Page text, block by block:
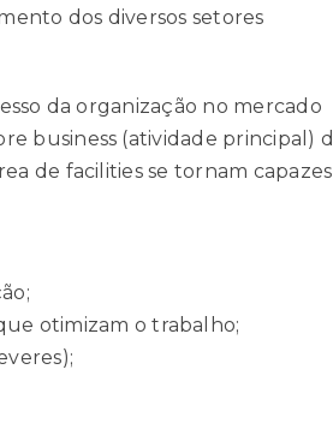
dos diversos setores
da organização no mercado
business (atividade principal)
de facilities se tornam capazes
otimizam o trabalho;